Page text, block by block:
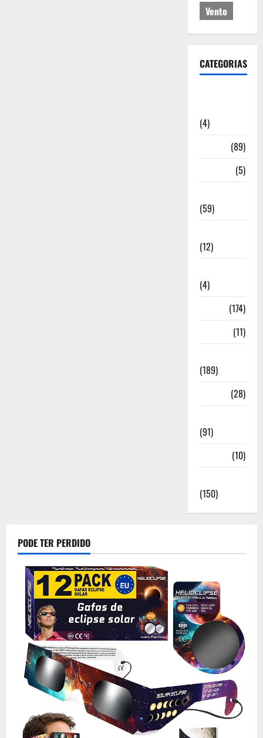
Vento
CATEGORIAS
(4)
(89)
(5)
(59)
(12)
(4)
(174)
(11)
(189)
(28)
(91)
(10)
(150)
PODE TER PERDIDO